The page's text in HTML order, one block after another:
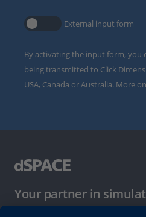
External input form
By activating the input form, you
being transmitted to Click
USA, Canada or Australia. More
Your partner in